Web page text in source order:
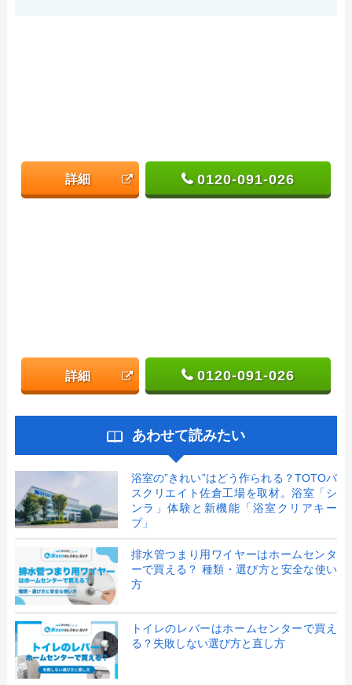
詳細 0120-091-026
詳細 0120-091-026
あわせて読みたい
浴室の”きれい”はどう作られる？TOTOバ
スクリエイト佐倉工場を取材。浴室「シ
ンラ」体験と新機能「浴室クリアキー
プ」
排水管つまり用ワイヤーはホームセンタ
ーで買える？ 種類・選び方と安全な使い
方
トイレのレバーはホームセンターで買え
る？失敗しない選び方と直し方